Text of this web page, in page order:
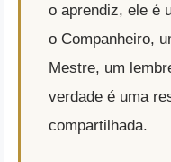
o aprendiz, ele é
o Companheiro,
Mestre, um
verdade é uma
compartilhada.